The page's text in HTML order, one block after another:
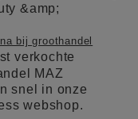
&amp;
bij groothandel
verkochte
MAZ
snel in onze
webshop.